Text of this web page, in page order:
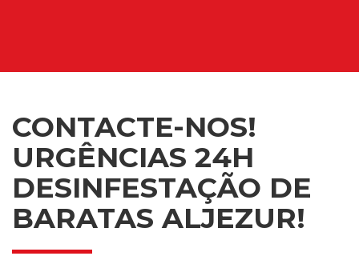
CONTACTE-NOS!
URGÊNCIAS 24H
DESINFESTAÇÃO DE
BARATAS ALJEZUR!